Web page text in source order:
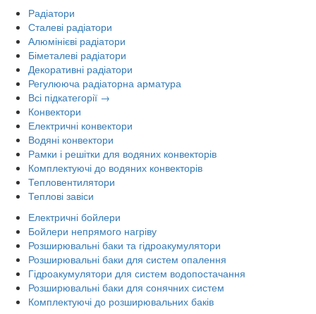
Радіатори
Сталеві радіатори
Алюмінієві радіатори
Біметалеві радіатори
Декоративні радіатори
Регулююча радіаторна арматура
Всі підкатегорії →
Конвектори
Електричні конвектори
Водяні конвектори
Рамки і решітки для водяних конвекторів
Комплектуючі до водяних конвекторів
Тепловентилятори
Теплові завіси
Електричні бойлери
Бойлери непрямого нагріву
Розширювальні баки та гідроакумулятори
Розширювальні баки для систем опалення
Гідроакумулятори для систем водопостачання
Розширювальні баки для сонячних систем
Комплектуючі до розширювальних баків